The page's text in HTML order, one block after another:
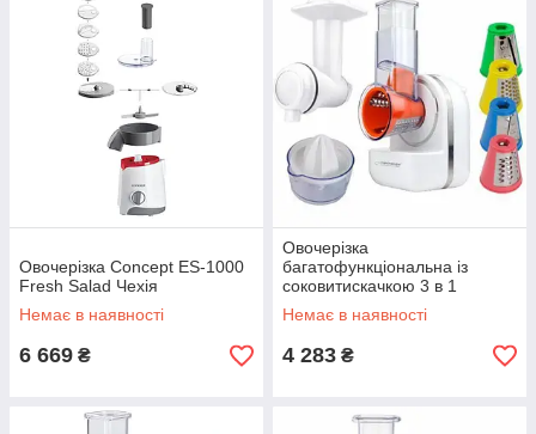
Овочерізка Concept ES-1000
Fresh Salad Чехія
Немає в наявності
6 669 ₴
Овочерізка
багатофункціональна із
соковитискачкою 3 в 1
Esperanza EKM027
Panzanella Польща
Немає в наявності
4 283 ₴